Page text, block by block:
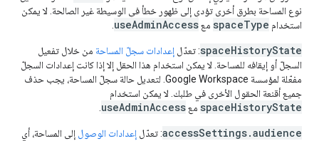
نوع المساحة بطرق أخرى تؤدي إلى ظهور خطأ في الوسيطة غير الصالحة. لا يمكن
استخدام spaceType معuseAdminAccess
spaceHistoryState: تعدّل إعدادات سجلّ المساحة من خلال تفعيل
السجلّ أو إيقافه للمساحة. لا يمكن استخدام هذا الحقل إلا إذا كانت إعدادات السجلّ
مفعّلة لمؤسسة Google Workspace. لتعديل حالة سجلّ المساحة، يجب حذف
جميع أقنعة الحقول الأخرى في طلبك. لا يمكن استخدام
spaceHistoryState معuseAdminAccess
accessSettings.audience: تعدّل إعدادات الوصول إلى المساحة، أي